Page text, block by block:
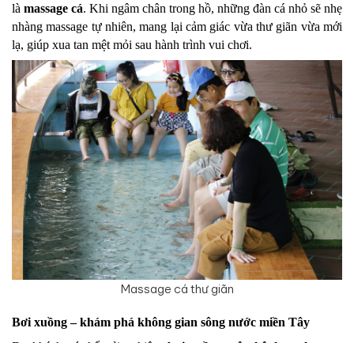
là massage cá. Khi ngâm chân trong hồ, những đàn cá nhỏ sẽ nhẹ
nhàng massage tự nhiên, mang lại cảm giác vừa thư giãn vừa mới
lạ, giúp xua tan mệt mỏi sau hành trình vui chơi.
Massage cá thư giãn
Bơi xuồng – khám phá không gian sông nước miền Tây